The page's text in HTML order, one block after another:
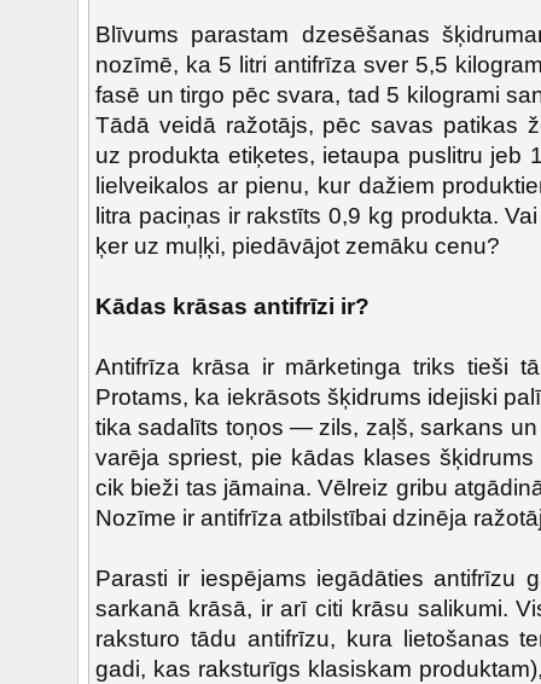
Blīvums parastam dzesēšanas
nozīmē, ka 5 litri antifrīza sver 5,5
fasē un tirgo pēc svara, tad 5 kilogrami
Tādā veidā ražotājs, pēc savas patikas
uz produkta etiķetes, ietaupa puslitru jeb
lielveikalos ar pienu, kur dažiem
litra paciņas ir rakstīts 0,9 kg produkta.
ķer uz muļķi, piedāvājot zemāku cenu?
Kādas krāsas antifrīzi ir?
Antifrīza krāsa ir mārketinga triks tieši
Protams, ka iekrāsots šķidrums idejiski
tika sadalīts toņos — zils, zaļš, sarkans
varēja spriest, pie kādas klases
cik bieži tas jāmaina. Vēlreiz gribu
Nozīme ir antifrīza atbilstībai dzinēja
Parasti ir iespējams iegādāties antifrīzu
sarkanā krāsā, ir arī citi krāsu salikumi.
raksturo tādu antifrīzu, kura lietošanas
gadi, kas raksturīgs klasiskam